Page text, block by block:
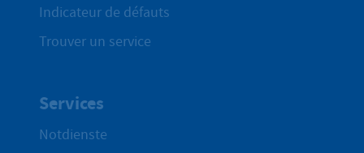
Indicateur de défauts
Trouver un service
Services
Notdienste